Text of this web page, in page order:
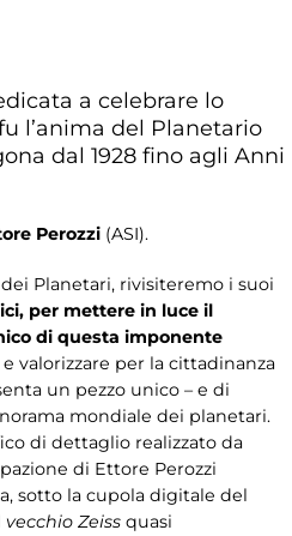
a celebrare lo
l’anima del Planetario
dal 1928 fino agli Anni
Perozzi (ASI).
Planetari, rivisiteremo i suoi
per mettere in luce il
di questa imponente
e valorizzare per la cittadinanza
un pezzo unico – e di
mondiale dei planetari.
di dettaglio realizzato da
di Ettore Perozzi
sotto la cupola digitale del
vecchio Zeiss quasi